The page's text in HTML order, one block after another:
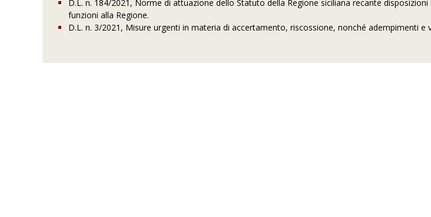
D.L. n. 184/2021, Norme di attuazione dello Statuto della Regione siciliana recante
funzioni alla Regione.
D.L. n. 3/2021, Misure urgenti in materia di accertamento, riscossione, nonché adempimenti e